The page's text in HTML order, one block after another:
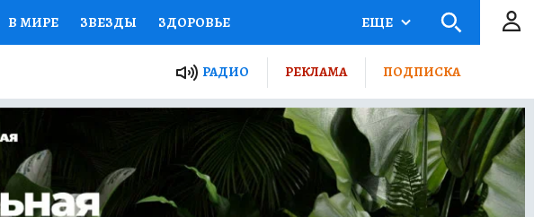
В МИРЕ ЗВЕЗДЫ ЗДОРОВЬЕ
ПРОЕКТЫ РОССИИ
ЖЕНСКИЕ СЕКРЕТЫ ПУТЕВОДИТЕЛЬ
ДЕФИЦИТ ЖЕЛЕЗА ТУРИЗМ
РАБОТА У НАС ГИД ПОТРЕБИТЕЛЯ ВСЕ О КП
ЕЩЕ
РАДИО РЕКЛАМА ПОДПИСКА